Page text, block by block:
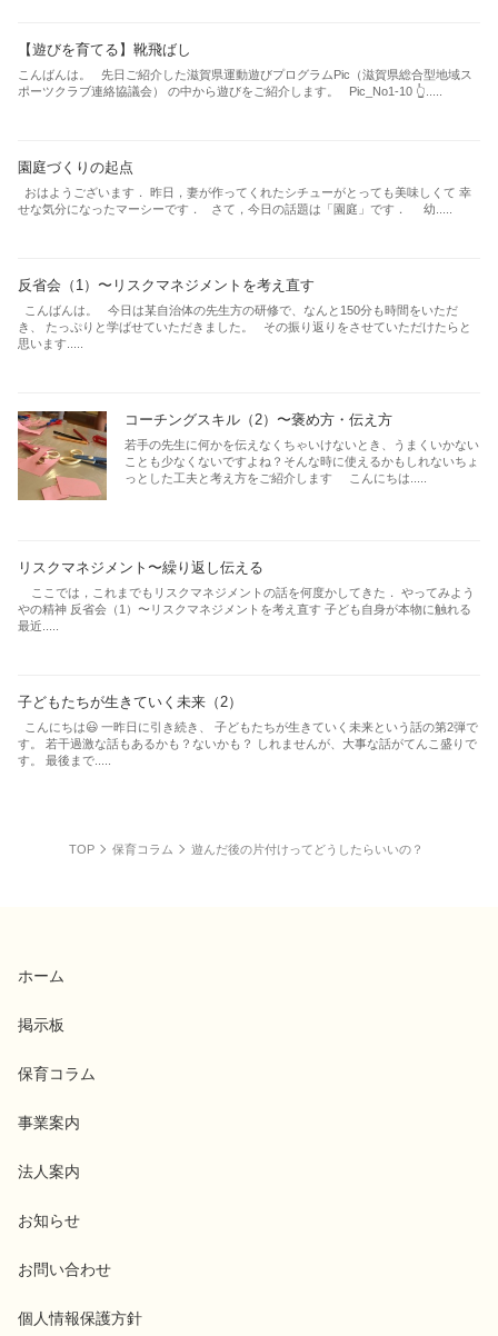
【遊びを育てる】靴飛ばし
こんばんは。 先日ご紹介した滋賀県運動遊びプログラムPic（滋賀県総合型地域ス
ポーツクラブ連絡協議会） の中から遊びをご紹介します。 Pic_No1-10 👆.....
園庭づくりの起点
おはようございます． 昨日，妻が作ってくれたシチューがとっても美味しくて 幸
せな気分になったマーシーです． さて，今日の話題は「園庭」です． 幼.....
反省会（1）〜リスクマネジメントを考え直す
こんばんは。 今日は某自治体の先生方の研修で、なんと150分も時間をいただ
き、 たっぷりと学ばせていただきました。 その振り返りをさせていただけたらと
思います.....
コーチングスキル（2）〜褒め方・伝え方
若手の先生に何かを伝えなくちゃいけないとき、うまくいかない
ことも少なくないですよね？そんな時に使えるかもしれないちょ
っとした工夫と考え方をご紹介します こんにちは.....
リスクマネジメント〜繰り返し伝える
ここでは，これまでもリスクマネジメントの話を何度かしてきた． やってみよう
やの精神 反省会（1）〜リスクマネジメントを考え直す 子ども自身が本物に触れる
最近.....
子どもたちが生きていく未来（2）
こんにちは😃 一昨日に引き続き、 子どもたちが生きていく未来という話の第2弾で
す。 若干過激な話もあるかも？ないかも？ しれませんが、大事な話がてんこ盛りで
す。 最後まで.....
TOP 保育コラム 遊んだ後の片付けってどうしたらいいの？
ホーム
掲示板
保育コラム
事業案内
法人案内
お知らせ
お問い合わせ
個人情報保護方針